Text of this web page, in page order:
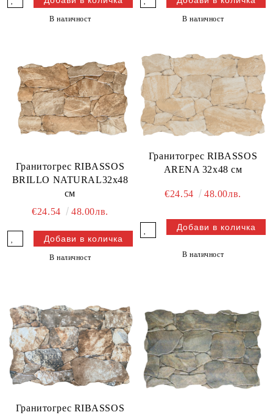
В наличност В наличност
Гранитогрес RIBASSOS
BRILLO NATURAL32x48
см
€24.54
48.00лв.
В наличност
Гранитогрес RIBASSOS
ARENA 32x48 см
€24.54 48.00лв.
В наличност
Гранитогрес RIBASSOS